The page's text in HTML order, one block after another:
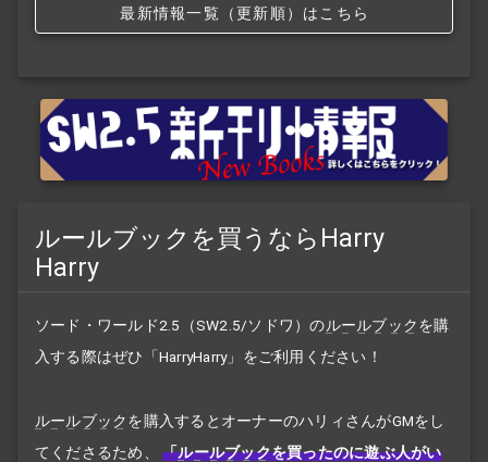
最新情報一覧（更新順）はこちら
ルールブックを買うならHarry
Harry
ソード・ワールド2.5（SW2.5/ソドワ）のルールブックを購
入する際はぜひ「HarryHarry」をご利用ください！
ルールブックを購入するとオーナーのハリィさんがGMをし
てくださるため、
「ルールブックを買ったのに遊ぶ人がい